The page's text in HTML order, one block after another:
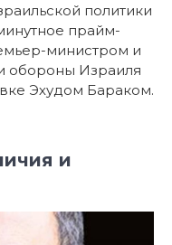
политики
прайм-
министром и
обороны Израиля
Эхудом Бараком.
и